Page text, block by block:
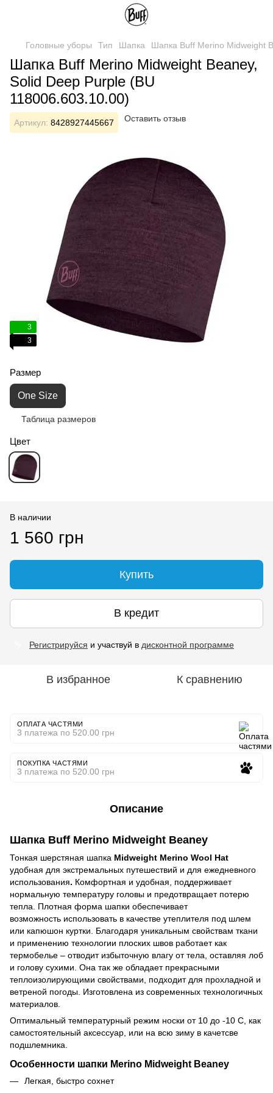
Головные уборы Тип Шапка Шапка Buff Merino Midweight
Шапка Buff Merino Midweight Beaney,
Solid Deep Purple (BU
118006.603.10.00)
Артикул: 8428927445667 Оставить отзыв
3
3
Размер
One Size
Таблица размеров
Цвет
В наличии
1 560 грн
Купить
В кредит
Регистрируйся и участвуй в дисконтной программе
В избранное К сравнению
ОПЛАТА ЧАСТЯМИ
3 платежа по 520.00 грн
ПОКУПКА ЧАСТЯМИ
3 платежа по 520.00 грн
Описание
Шапка Buff Merino Midweight Beaney
Тонкая шерстяная шапка Midweight Merino Wool Hat
удобная для экстремальных путешествий и для ежедневного
использования. Комфортная и удобная, поддерживает
нормальную температуру головы и предотвращает потерю
тепла. Плотная форма шапки обеспечивает
возможность использовать в качестве утеплителя под шлем
или капюшон куртки. Благодаря уникальным свойствам ткани
и применению технологии плоских швов работает как
термобелье – отводит избыточную влагу от тела, оставляя лоб
и голову сухими. Она так же обладает прекрасными
теплоизолирующими свойствами, подходит для прохладной и
ветреной погоды. Изготовлена из современных технологичных
материалов.
Оптимальный температурный режим носки от 10 до -10 С, как
самостоятельный аксессуар, или на всю зиму в качетсве
подшлемника.
Особенности шапки Merino Midweight Beaney
Легкая, быстро сохнет